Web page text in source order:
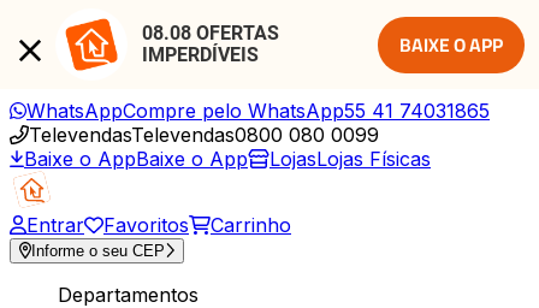
08.08 OFERTAS
IMPERDÍVEIS
BAIXE O APP
WhatsAppCompre pelo WhatsApp55 41 74031865
TelevendasTelevendas0800 080 0099
Baixe o AppBaixe o App LojasLojas Físicas
Entrar Favoritos Carrinho
Informe o seu CEP
Departamentos